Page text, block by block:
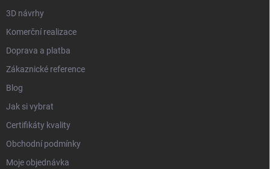
3D návrhy
Komerční realizace
Doprava a platba
Zákaznické reference
Blog
Jak si vybrat
Certifikáty kvality
Obchodní podmínky
Moje objednávka